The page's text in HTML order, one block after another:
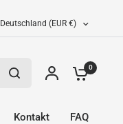
Deutschland (EUR €)
0
Kontakt FAQ